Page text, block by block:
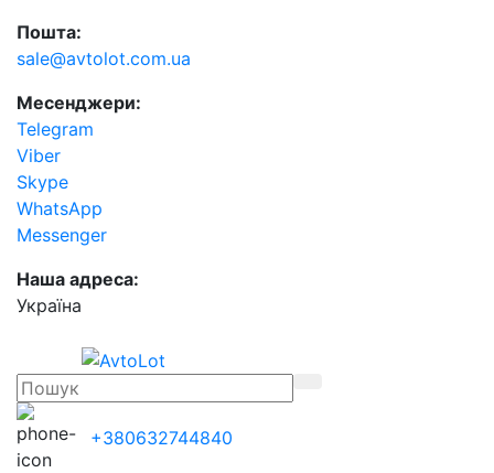
Пошта:
sale@avtolot.com.ua
Месенджери:
Telegram
Viber
Skype
WhatsApp
Messenger
Наша адреса:
Українa
+380632744840